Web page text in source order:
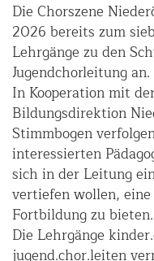
Die Chorszene
2026 bereits zum
Lehrgänge zu den
Jugendchorleitung an.
In Kooperation mit
Bildungsdirektion
Stimmbogen
interessierten
sich in der Leitung
vertiefen wollen,
Fortbildung zu bieten.
Die Lehrgänge
jugend.chor.leiten